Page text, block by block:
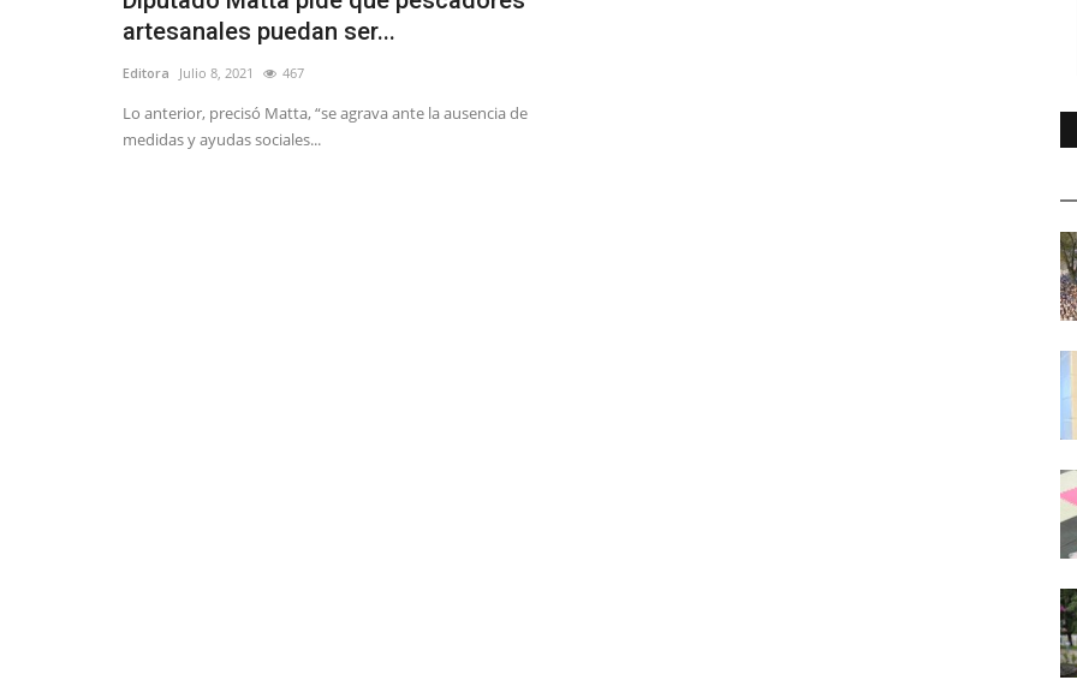
artesanales puedan ser...
Editora Julio 8, 2021 467
Lo anterior, precisó Matta, “se agrava ante la ausencia de
medidas y ayudas sociales...